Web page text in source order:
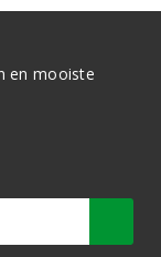
en mooiste